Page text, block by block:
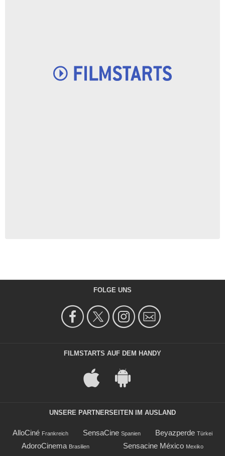
FOLGE UNS
FILMSTARTS AUF DEM HANDY
UNSERE PARTNERSEITEN IM AUSLAND
AlloCiné Frankreich SensaCine Spanien Beyazperde Türkei
AdoroCinema Brasilien Sensacine México Mexiko